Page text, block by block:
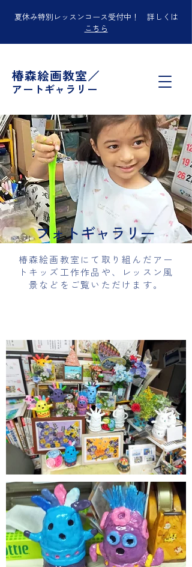
夏休み特別レッスンコース受付中！ 詳しくは
こちら
椿森絵画教室／
アートギャラリー
フォトギャラリー
椿森絵画教室にて取り組んだアー
トキッズ工作作品や、レッスン風
景などをご覧いただけます。